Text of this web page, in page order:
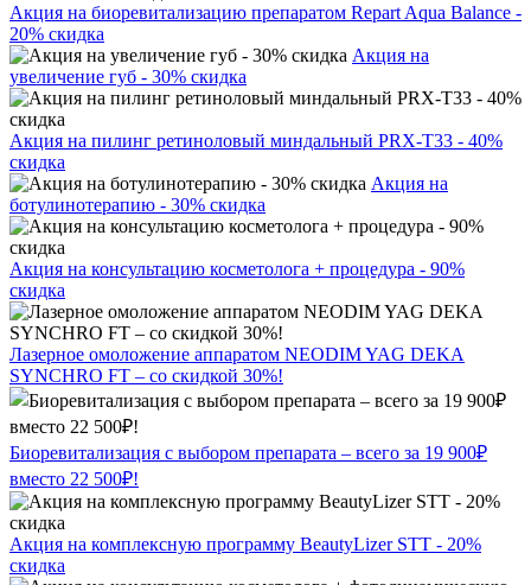
Акция на биоревитализацию препаратом Repart Aqua Balance -
20% скидка
Акция на
увеличение губ - 30% скидка
Акция на пилинг ретиноловый миндальный PRX-T33 - 40%
скидка
Акция на
ботулинотерапию - 30% скидка
Акция на консультацию косметолога + процедура - 90%
скидка
Лазерное омоложение аппаратом NEODIM YAG DEKA
SYNCHRO FT – со скидкой 30%!
Биоревитализация с выбором препарата – всего за 19 900₽
вместо 22 500₽!
Акция на комплексную программу BeautyLizer STT - 20%
скидка